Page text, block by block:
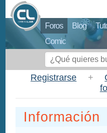
Foros Blog
Comic
Registrarse +
Información